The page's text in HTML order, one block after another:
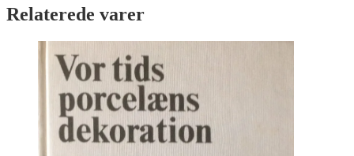
Relaterede varer